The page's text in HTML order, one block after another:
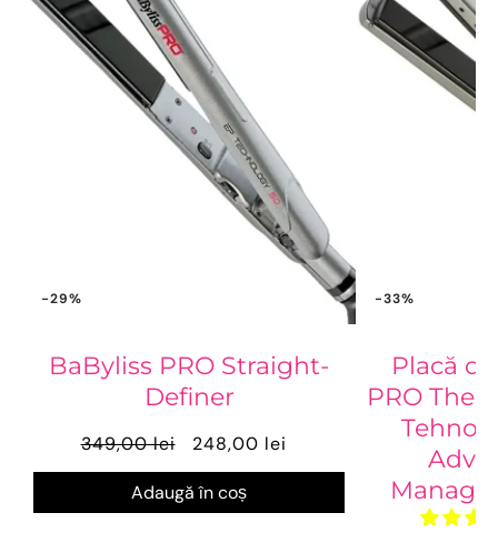
-29%
BaByliss PRO Straight-
Definer
349,00 lei 248,00 lei
Adaugă în coș
-33%
Placă
PRO The